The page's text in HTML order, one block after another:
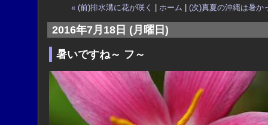
« (前)排水溝に花が咲く ホーム (次)真夏の沖縄は暑か
2016年7月18日 (月曜日)
暑いですね～ フ～